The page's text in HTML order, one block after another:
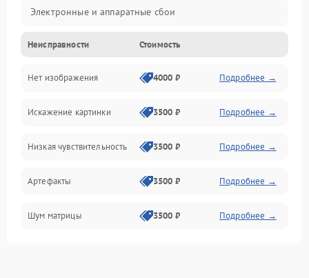
Электронные и аппаратные сбои
Неисправности сенсора и оптики
Программные ошибки
Электропитание
Измерения
Матрица
Проблемы питания
Неисправности Стоимость
Нет изображения 4000 ₽ Подробнее →
Искажение картинки 3500 ₽ Подробнее →
Низкая чувствительность 3500 ₽ Подробнее →
Артефакты 3500 ₽ Подробнее →
Шум матрицы 3500 ₽ Подробнее →